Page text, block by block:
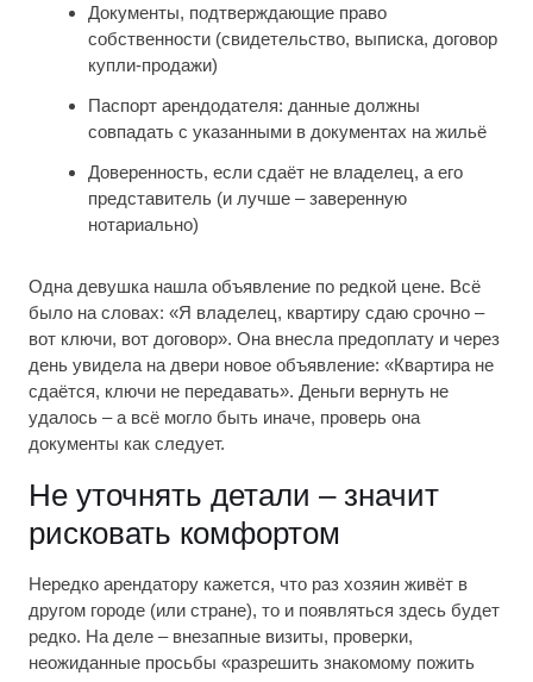
Документы, подтверждающие право
собственности (свидетельство, выписка, договор
купли-продажи)
Паспорт арендодателя: данные должны
совпадать с указанными в документах на жильё
Доверенность, если сдаёт не владелец, а его
представитель (и лучше – заверенную
нотариально)
Одна девушка нашла объявление по редкой цене. Всё
было на словах: «Я владелец, квартиру сдаю срочно –
вот ключи, вот договор». Она внесла предоплату и через
день увидела на двери новое объявление: «Квартира не
сдаётся, ключи не передавать». Деньги вернуть не
удалось – а всё могло быть иначе, проверь она
документы как следует.
Не уточнять детали – значит
рисковать комфортом
Нередко арендатору кажется, что раз хозяин живёт в
другом городе (или стране), то и появляться здесь будет
редко. На деле – внезапные визиты, проверки,
неожиданные просьбы «разрешить знакомому пожить